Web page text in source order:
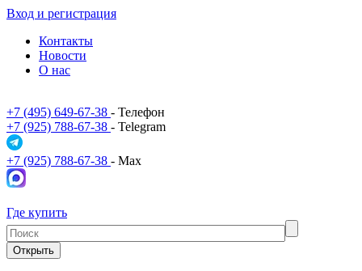
Вход и регистрация
Контакты
Новости
О нас
+7 (495) 649-67-38 - Телефон
+7 (925) 788-67-38 - Telegram
+7 (925) 788-67-38 - Max
Где купить
Открыть